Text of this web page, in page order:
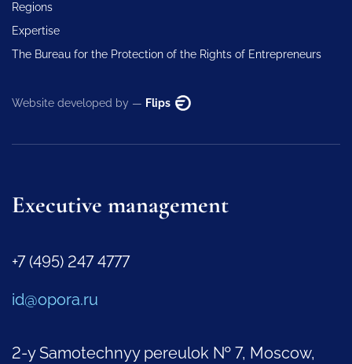
Regions
Expertise
The Bureau for the Protection of the Rights of Entrepreneurs
Website developed by — Flips
Executive management
+7 (495) 247 4777
id@opora.ru
2-y Samotechnyy pereulok № 7, Moscow,